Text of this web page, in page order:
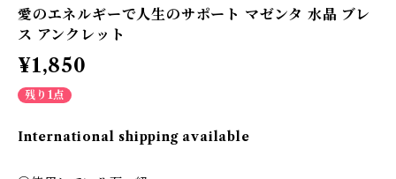
愛のエネルギーで人生のサポート マゼンタ 水晶 ブレ
ス アンクレット
¥1,850
残り1点
International shipping available